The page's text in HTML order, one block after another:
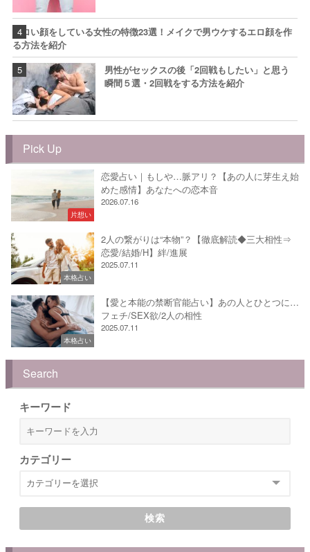
エロい顔をしている女性の特徴23選！メイクで男ウケするエロ顔を作
る方法を紹介
男性がセックスの後「2回戦もしたい」と思う
瞬間５選・2回戦をする方法を紹介
Pick Up
片想い
恋愛占い｜もしや…脈アリ？【あの人に芽生え始
めた感情】あなたへの恋本音
2026.07.16
本格占い
2人の繋がりは“本物”？【徹底解読◆三大相性⇒
恋愛/結婚/H】絆/進展
2025.07.11
本格占い
【愛と本能の禁断官能占い】あの人とひとつに…
フェチ/SEX欲/2人の相性
2025.07.11
Search
キーワード
カテゴリー
検索